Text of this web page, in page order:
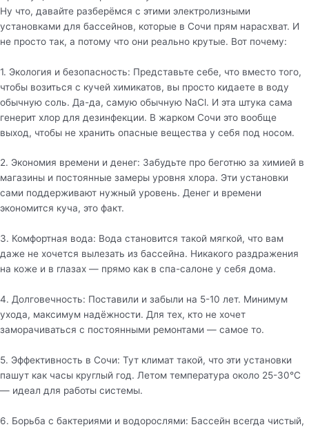
Ну что, давайте разберёмся с этими электролизными
установками для бассейнов, которые в Сочи прям нарасхват. И
не просто так, а потому что они реально крутые. Вот почему:
1. Экология и безопасность: Представьте себе, что вместо того,
чтобы возиться с кучей химикатов, вы просто кидаете в воду
обычную соль. Да-да, самую обычную NaCl. И эта штука сама
генерит хлор для дезинфекции. В жарком Сочи это вообще
выход, чтобы не хранить опасные вещества у себя под носом.
2. Экономия времени и денег: Забудьте про беготню за химией в
магазины и постоянные замеры уровня хлора. Эти установки
сами поддерживают нужный уровень. Денег и времени
экономится куча, это факт.
3. Комфортная вода: Вода становится такой мягкой, что вам
даже не хочется вылезать из бассейна. Никакого раздражения
на коже и в глазах — прямо как в спа-салоне у себя дома.
4. Долговечность: Поставили и забыли на 5-10 лет. Минимум
ухода, максимум надёжности. Для тех, кто не хочет
заморачиваться с постоянными ремонтами — самое то.
5. Эффективность в Сочи: Тут климат такой, что эти установки
пашут как часы круглый год. Летом температура около 25-30°C
— идеал для работы системы.
6. Борьба с бактериями и водорослями: Бассейн всегда чистый,